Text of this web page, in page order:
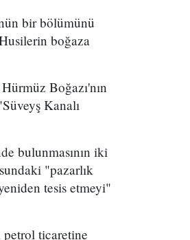
bir bölümünü
boğaza
Boğazı'nın
Kanalı
bulunmasının iki
"pazarlık
tesis etmeyi"
ticaretine